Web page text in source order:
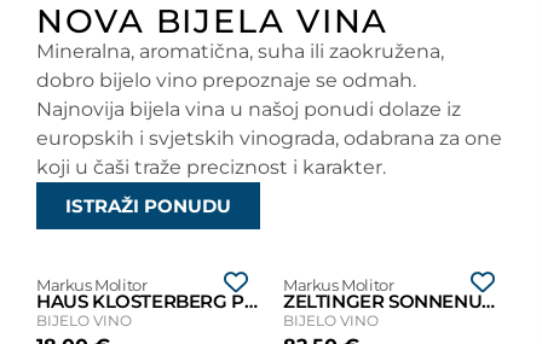
NOVA BIJELA VINA
Mineralna, aromatična, suha ili zaokružena,
dobro bijelo vino prepoznaje se odmah.
Najnovija bijela vina u našoj ponudi dolaze iz
europskih i svjetskih vinograda, odabrana za one
koji u čaši traže preciznost i karakter.
ISTRAŽI PONUDU
Markus Molitor
HAUS KLOSTERBERG PINOT BLANC 2019
BIJELO VINO
Markus Molitor
ZELTINGER SONNENUHR AUSLESE ** 2019
BIJELO VINO